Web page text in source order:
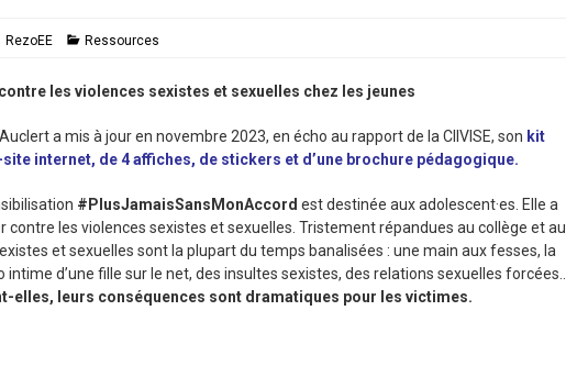
RezoEE Ressources
les violences sexistes et sexuelles chez les jeunes
a mis à jour en novembre 2023, en écho au rapport de la CIIVISE, son kit
internet, de 4 affiches, de stickers et d’une brochure pédagogique.
#PlusJamaisSansMonAccord est destinée aux adolescent·es. Elle a
contre les violences sexistes et sexuelles. Tristement répandues au collège et au
et sexuelles sont la plupart du temps banalisées : une main aux fesses, la
intime d’une fille sur le net, des insultes sexistes, des relations sexuelles forcées…
elles, leurs conséquences sont dramatiques pour les victimes.